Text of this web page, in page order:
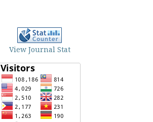
View Journal Stat